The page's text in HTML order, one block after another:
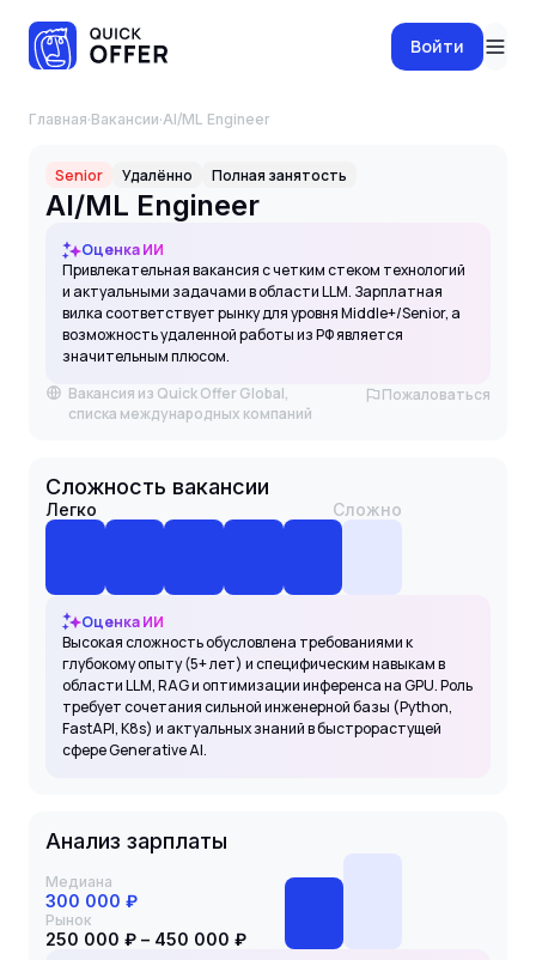
Войти
Главная·Вакансии· AI/ML Engineer
Senior Удалённо Полная занятость
AI/ML Engineer
Оценка ИИ
Привлекательная вакансия с четким стеком технологий
и актуальными задачами в области LLM. Зарплатная
вилка соответствует рынку для уровня Middle+/Senior, а
возможность удаленной работы из РФ является
значительным плюсом.
Вакансия из Quick Offer Global,
списка международных компаний
Пожаловаться
Сложность вакансии
Легко Сложно
Оценка ИИ
Высокая сложность обусловлена требованиями к
глубокому опыту (5+ лет) и специфическим навыкам в
области LLM, RAG и оптимизации инференса на GPU. Роль
требует сочетания сильной инженерной базы (Python,
FastAPI, K8s) и актуальных знаний в быстрорастущей
сфере Generative AI.
Анализ зарплаты
Медиана
300 000 ₽
Рынок
250 000 ₽ – 450 000 ₽